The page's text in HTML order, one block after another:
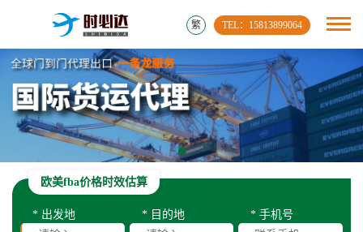
TEL：15813899064
繁
欧美fba价格时效估算
* 出发地 * 目的地 * 手机号